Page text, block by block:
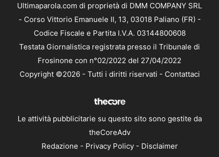
Ultimaparola.com di proprietà di DMM COMPANY SRL
- Corso Vittorio Emanuele II, 13, 03018 Paliano (FR) -
Codice Fiscale e Partita I.V.A. 03144800608
Testata Giornalistica registrata presso il Tribunale di
Frosinone con n°02/2022 del 27/04/2022
Copyright ©2026 - Tutti i diritti riservati - Contattaci
Le attività pubblicitarie su questo sito sono gestite da
theCoreAdv
Redazione - Privacy Policy- Disclaimer